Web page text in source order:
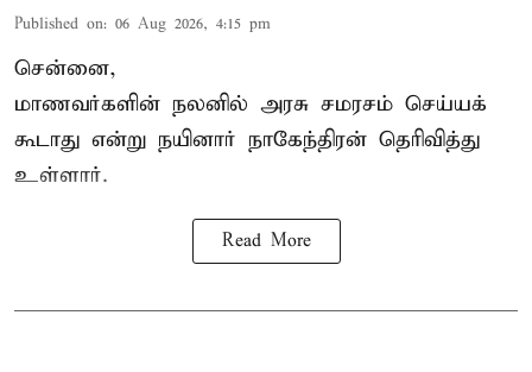
Published on: 06 Aug 2026, 4:15 pm
சென்னை,
மாணவர்களின் நலனில் அரசு சமரசம் செய்யக்
கூடாது என்று நயினார் நாகேந்திரன் தெரிவித்து
உள்ளார்.
Read More